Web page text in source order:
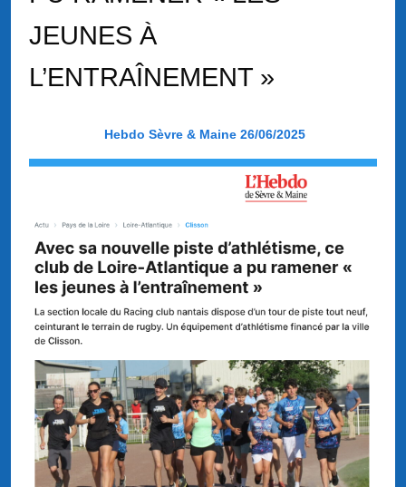
JEUNES À
L’ENTRAÎNEMENT »
Hebdo Sèvre & Maine 26/06/2025